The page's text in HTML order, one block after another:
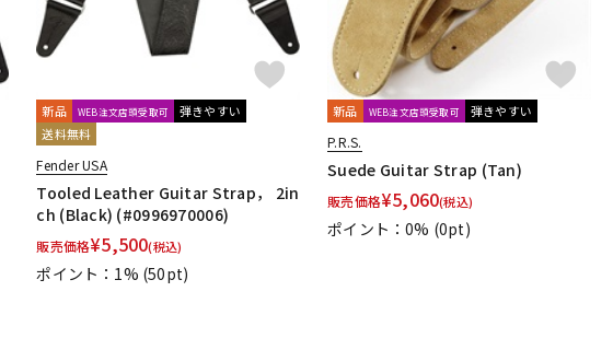
新品 WEB注文店頭受取可
弾きやすい
送料無料
Fender USA
Tooled Leather Guitar Strap， 2in
ch (Black) (#0996970006)
販売価格¥5,500(税込)
ポイント：1% (50pt)
新品 WEB注文店頭受取可 弾きやすい
P.R.S.
Suede Guitar Strap (Tan)
販売価格¥5,060(税込)
ポイント：0% (0pt)